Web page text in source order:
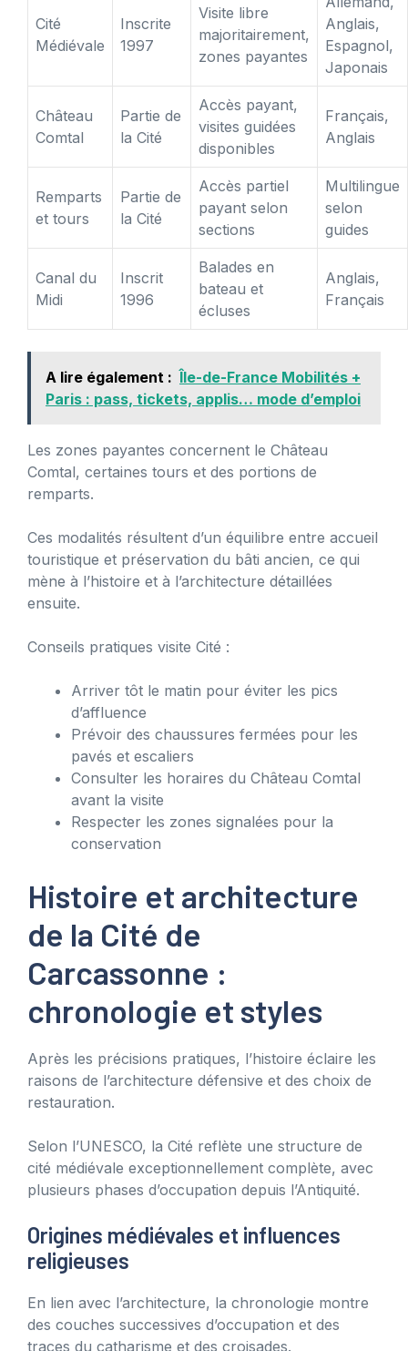
Cité
Médiévale
Inscrite
1997
Visite libre
majoritairement,
zones payantes
Anglais,
Espagnol,
Japonais
Château
Comtal
Partie de
la Cité
Accès payant,
visites guidées
disponibles
Français,
Anglais
Remparts
et tours
Partie de
la Cité
Accès partiel
payant selon
sections
Multilingue
selon
guides
Canal du
Midi
Inscrit
1996
Balades en
bateau et
écluses
Anglais,
Français
A lire également : Île-de-France Mobilités +
Paris : pass, tickets, applis… mode d’emploi
Les zones payantes concernent le Château
Comtal, certaines tours et des portions de
remparts.
Ces modalités résultent d’un équilibre entre accueil
touristique et préservation du bâti ancien, ce qui
mène à l’histoire et à l’architecture détaillées
ensuite.
Conseils pratiques visite Cité :
Arriver tôt le matin pour éviter les pics
d’affluence
Prévoir des chaussures fermées pour les
pavés et escaliers
Consulter les horaires du Château Comtal
avant la visite
Respecter les zones signalées pour la
conservation
Histoire et architecture
de la Cité de
Carcassonne :
chronologie et styles
Après les précisions pratiques, l’histoire éclaire les
raisons de l’architecture défensive et des choix de
restauration.
Selon l’UNESCO, la Cité reflète une structure de
cité médiévale exceptionnellement complète, avec
plusieurs phases d’occupation depuis l’Antiquité.
Origines médiévales et influences
religieuses
En lien avec l’architecture, la chronologie montre
des couches successives d’occupation et des
traces du catharisme et des croisades.